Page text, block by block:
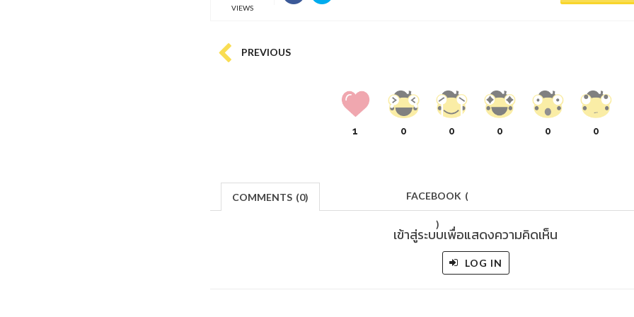
VIEWS
PREVIOUS
1 0 0 0 0 0
COMMENTS (0) FACEBOOK (
)
เข้าสู่ระบบเพื่อแสดงความคิดเห็น
LOG IN